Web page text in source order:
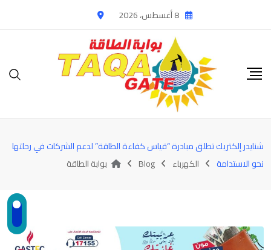
to
8 أغسطس، 2026
شنايدر إلكتريك تطلق مبادرة “قياس كفاءة الطاقة” لدعم الشركات في رحلتها
نحو الاستدامة
الكهرباء Blog بوابة الطاقة